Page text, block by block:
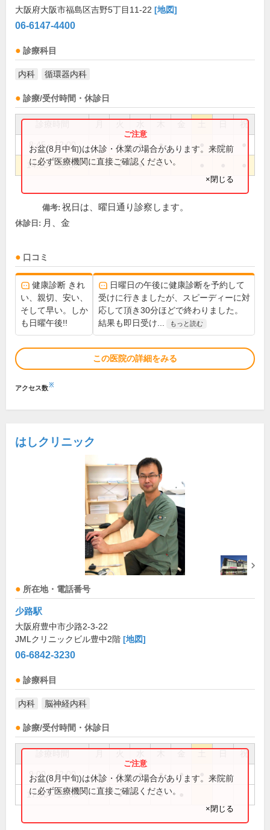
大阪府大阪市福島区吉野5丁目11-22 [地図]
06-6147-4400
診療科目
内科 循環器内科
診療/受付時間・休診日
祝
8:45～12:00 ● ● ● ●
14:30～18:00 ● ● ●
お盆(8月中旬)は休診・休業の場合があります。来院前
に必ず医療機関に直接ご確認ください。
×閉じる
備考: 祝日は、曜日通り診察します。
休診日: 月、金
口コミ
健康診断 きれ
い、親切、安い、
そして早い。しか
も日曜午後!!
日曜日の午後に健康診断を予約して
受けに行きましたが、スピーディーに対
応して頂き30分ほどで終わりました。
結果も即日受け...
もっと読む
この医院の詳細をみる
アクセス数※
はしクリニック
所在地・電話番号
少路駅
大阪府豊中市少路2-3-22
JMLクリニックビル豊中2階 [地図]
06-6842-3230
診療科目
内科 脳神経内科
診療/受付時間・休診日
祝
9:00～12:00 ● ● ● ● ●
17:00～19:00 ● ●
お盆(8月中旬)は休診・休業の場合があります。来院前
に必ず医療機関に直接ご確認ください。
×閉じる